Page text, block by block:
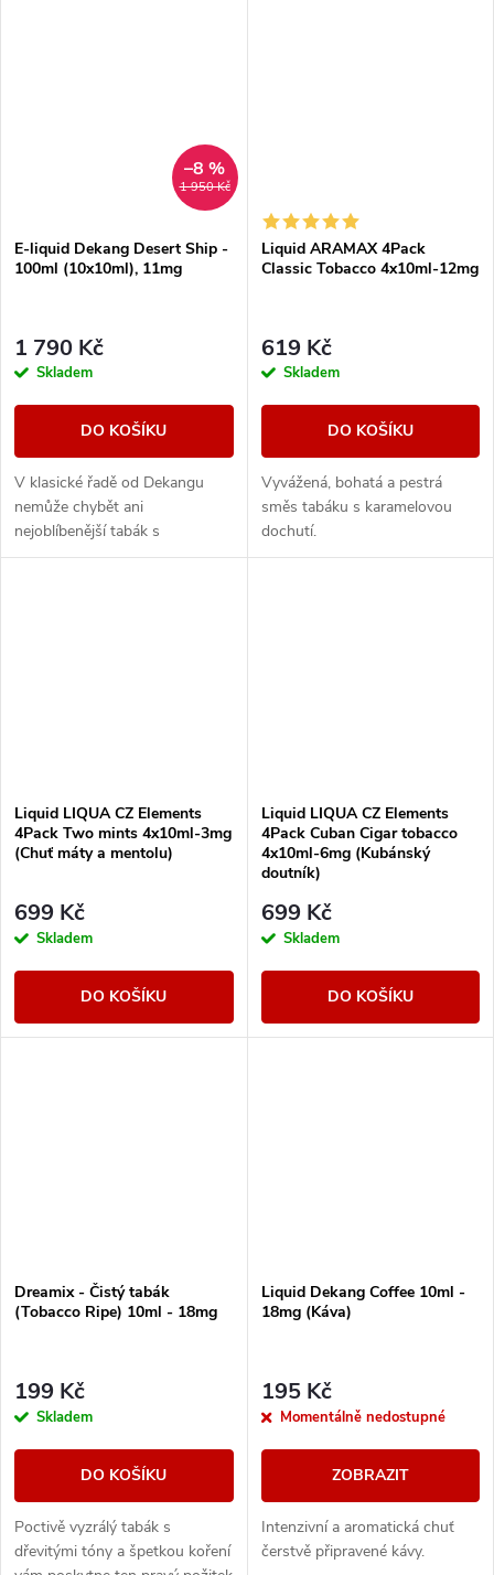
1 950 Kč
–8 %
E-liquid Dekang Desert Ship -
100ml (10x10ml), 11mg
1 790 Kč
Skladem
DO KOŠÍKU
V klasické řadě od Dekangu
nemůže chybět ani
nejoblíbenější tabák s
legendárním velbloudem.
Liquid ARAMAX 4Pack
Classic Tobacco 4x10ml-12mg
619 Kč
Skladem
DO KOŠÍKU
Vyvážená, bohatá a pestrá
směs tabáku s karamelovou
dochutí.
Liquid LIQUA CZ Elements
4Pack Two mints 4x10ml-3mg
(Chuť máty a mentolu)
699 Kč
Skladem
DO KOŠÍKU
Liquid LIQUA CZ Elements
4Pack Cuban Cigar tobacco
4x10ml-6mg (Kubánský
doutník)
699 Kč
Skladem
DO KOŠÍKU
Dreamix - Čistý tabák
(Tobacco Ripe) 10ml - 18mg
199 Kč
Skladem
DO KOŠÍKU
Poctivě vyzrálý tabák s
dřevitými tóny a špetkou koření
Liquid Dekang Coffee 10ml -
18mg (Káva)
195 Kč
Momentálně nedostupné
ZOBRAZIT
Intenzivní a aromatická chuť
čerstvě připravené kávy.